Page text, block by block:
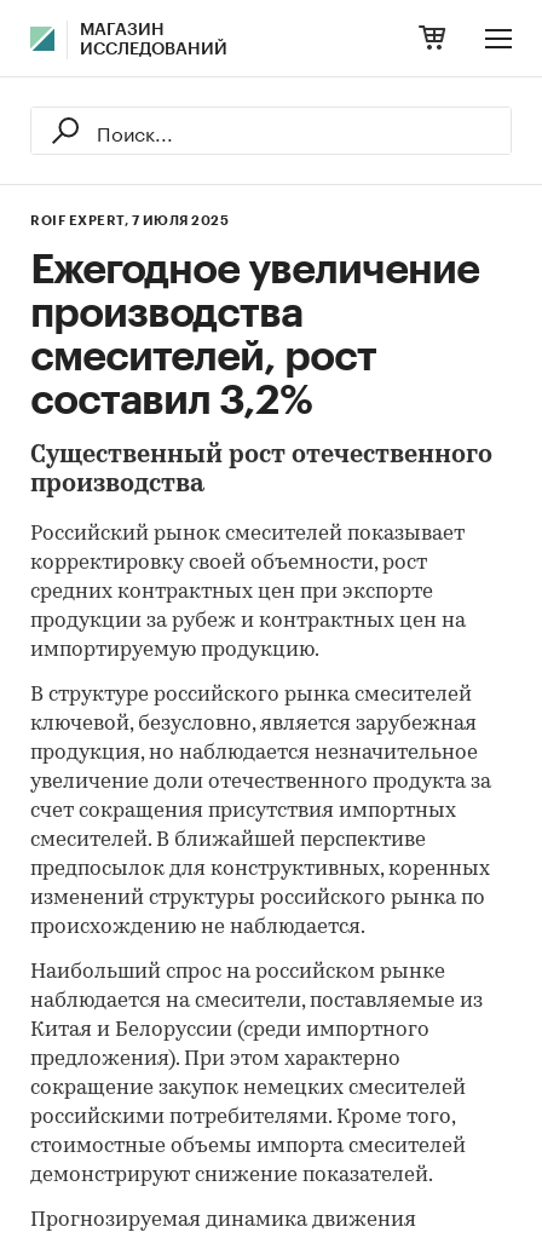
МАГАЗИН
ИССЛЕДОВАНИЙ
ROIF EXPERT, 7 ИЮЛЯ 2025
Ежегодное увеличение
производства
смесителей, рост
составил 3,2%
Существенный рост отечественного
производства
Российский рынок смесителей показывает
корректировку своей объемности, рост
средних контрактных цен при экспорте
продукции за рубеж и контрактных цен на
импортируемую продукцию.
В структуре российского рынка смесителей
ключевой, безусловно, является зарубежная
продукция, но наблюдается незначительное
увеличение доли отечественного продукта за
счет сокращения присутствия импортных
смесителей. В ближайшей перспективе
предпосылок для конструктивных, коренных
изменений структуры российского рынка по
происхождению не наблюдается.
Наибольший спрос на российском рынке
наблюдается на смесители, поставляемые из
Китая и Белоруссии (среди импортного
предложения). При этом характерно
сокращение закупок немецких смесителей
российскими потребителями. Кроме того,
стоимостные объемы импорта смесителей
демонстрируют снижение показателей.
Прогнозируемая динамика движения